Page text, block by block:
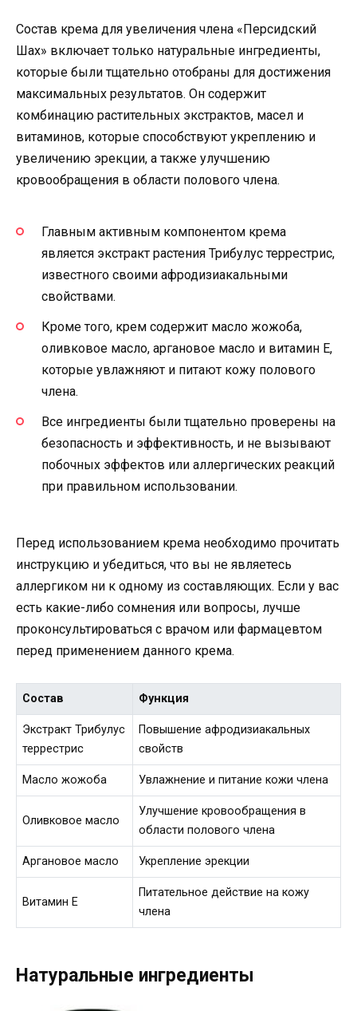
Состав крема для увеличения члена «Персидский
Шах» включает только натуральные ингредиенты,
которые были тщательно отобраны для достижения
максимальных результатов. Он содержит
комбинацию растительных экстрактов, масел и
витаминов, которые способствуют укреплению и
увеличению эрекции, а также улучшению
кровообращения в области полового члена.
Главным активным компонентом крема
является экстракт растения Трибулус террестрис,
известного своими афродизиакальными
свойствами.
Кроме того, крем содержит масло жожоба,
оливковое масло, аргановое масло и витамин Е,
которые увлажняют и питают кожу полового
члена.
Все ингредиенты были тщательно проверены на
безопасность и эффективность, и не вызывают
побочных эффектов или аллергических реакций
при правильном использовании.
Перед использованием крема необходимо прочитать
инструкцию и убедиться, что вы не являетесь
аллергиком ни к одному из составляющих. Если у вас
есть какие-либо сомнения или вопросы, лучше
проконсультироваться с врачом или фармацевтом
перед применением данного крема.
Состав Функция
Экстракт Трибулус
террестрис
Повышение афродизиакальных
свойств
Масло жожоба Увлажнение и питание кожи члена
Оливковое масло
Улучшение кровообращения в
области полового члена
Аргановое масло Укрепление эрекции
Витамин Е
Питательное действие на кожу
члена
Натуральные ингредиенты